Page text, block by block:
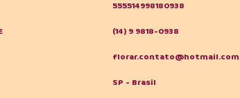
555514998180938
(14) 9 9818-0938
florar.contato@hotmail.com
SP - Brasil